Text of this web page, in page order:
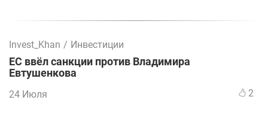
Invest_Khan / Инвестиции
ЕС ввёл санкции против Владимира
Евтушенкова
24 Июля 2